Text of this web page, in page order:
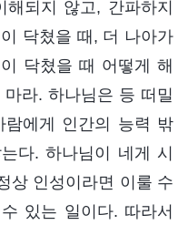
되지 않고, 간파하지
닥쳤을 때, 더 나아가
닥쳤을 때 어떻게 해
라. 하나님은 등 떠밀
에게 인간의 능력 밖
다. 하나님이 네게 시
상 인성이라면 이룰 수
있는 일이다. 따라서